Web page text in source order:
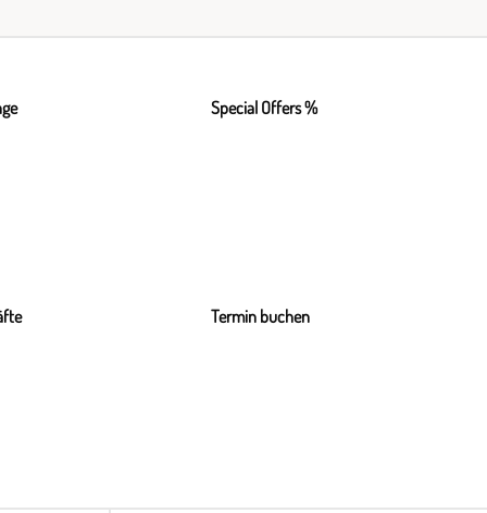
Special Offers %
Termin buchen